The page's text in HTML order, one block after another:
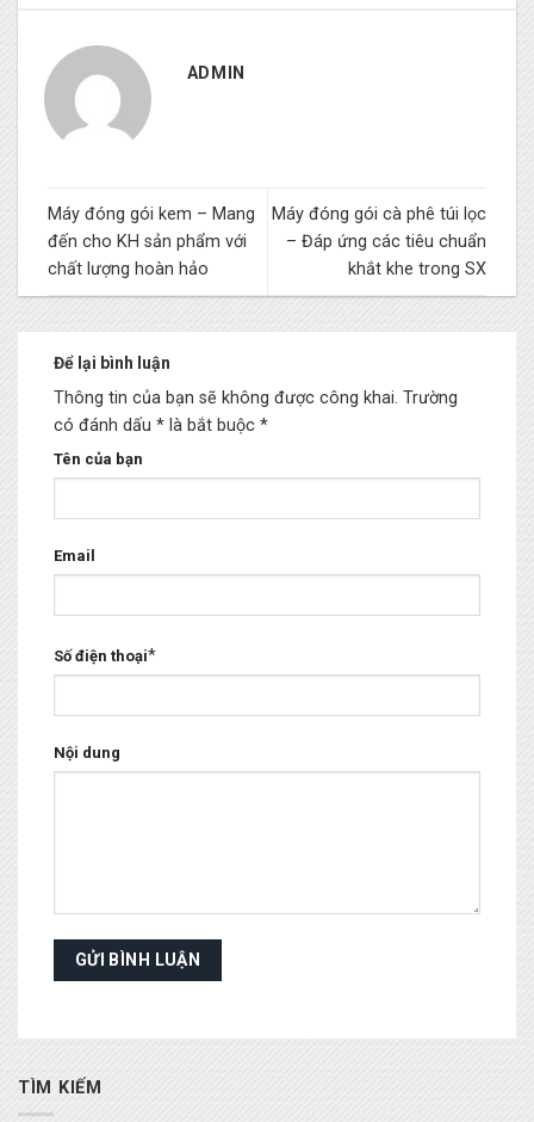
ADMIN
Máy đóng gói kem – Mang
đến cho KH sản phẩm với
chất lượng hoàn hảo
Máy đóng gói cà phê túi lọc
– Đáp ứng các tiêu chuẩn
khắt khe trong SX
Để lại bình luận
Thông tin của bạn sẽ không được công khai. Trường
có đánh dấu * là bắt buộc *
Tên của bạn
Email
Số điện thoại*
Nội dung
TÌM KIẾM